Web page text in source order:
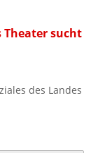
Theater sucht
des Landes